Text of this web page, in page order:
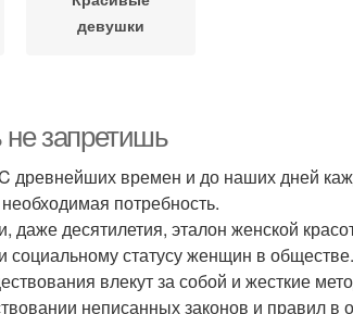
девушки
запретишь
C древнейших времен и до наших дней
потребность.
даже десятилетия, эталон женской
статусу женщин в обществе.
влекут за собой и жесткие
неписанных законов и правил